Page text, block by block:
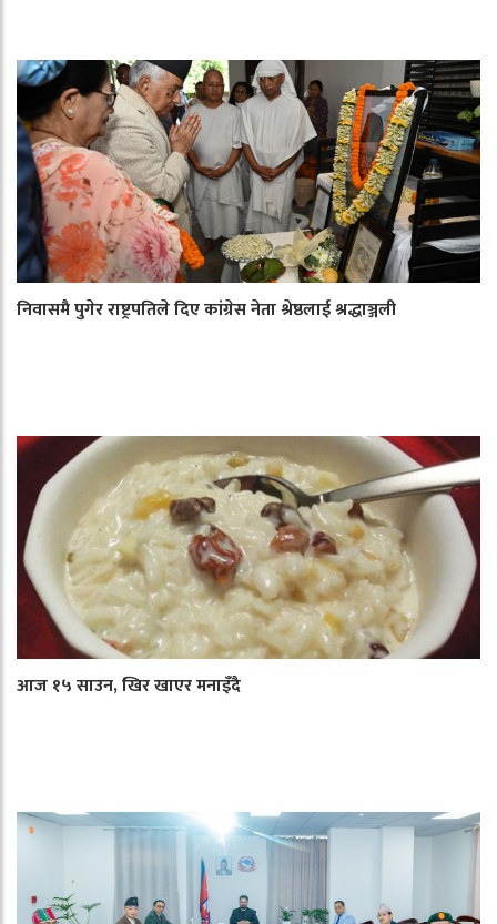
निवासमै पुगेर राष्ट्रपतिले दिए कांग्रेस नेता श्रेष्ठलाई श्रद्धाञ्जली
आज १५ साउन, खिर खाएर मनाइँदै